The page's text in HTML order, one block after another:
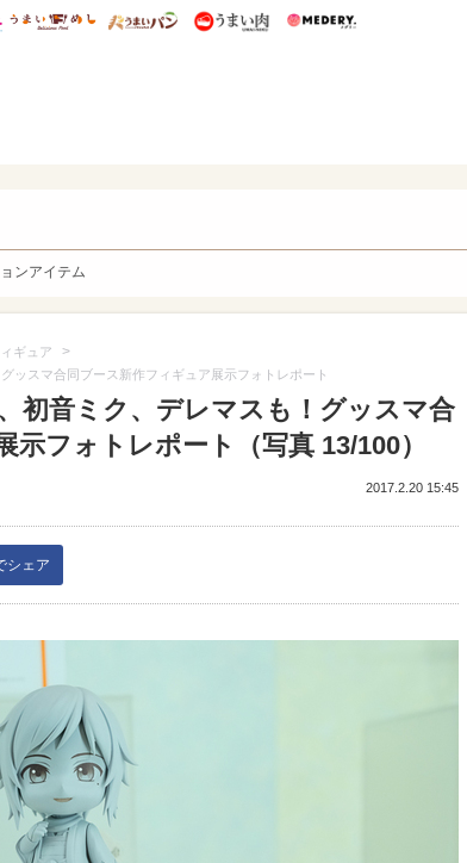
研 ディズニー特集
mimot. うまいめし うまいパン うまい肉
ンアイテム
ギュア >
ッスマ合同ブース新作フィギュア展示フォトレポート
初音ミク、デレマスも！グッスマ合
フォトレポート（写真 13/100）
2017.2.20 15:45
シェア